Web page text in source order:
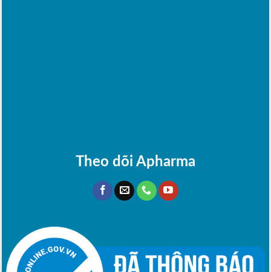
Theo dõi Apharma